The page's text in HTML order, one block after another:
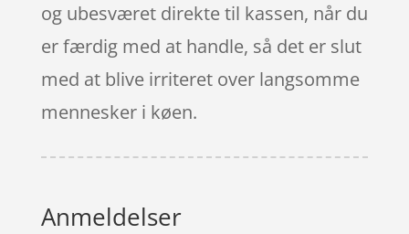
og ubesværet direkte til kassen, når du
er færdig med at handle, så det er slut
med at blive irriteret over langsomme
mennesker i køen.
Anmeldelser